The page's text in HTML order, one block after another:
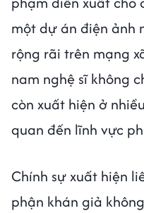
một dự án điện ảnh
rộng rãi trên mạng
nam nghệ sĩ không
còn xuất hiện ở
quan đến lĩnh vực
Chính sự xuất hiện
phận khán giả